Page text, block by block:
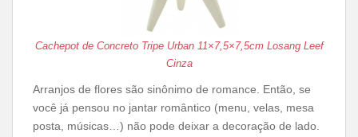
Cachepot de Concreto Tripe Urban 11×7,5×7,5cm Losang Leef
Cinza
Arranjos de flores são sinônimo de romance. Então, se
você já pensou no jantar romântico (menu, velas, mesa
posta, músicas…) não pode deixar a decoração de lado.